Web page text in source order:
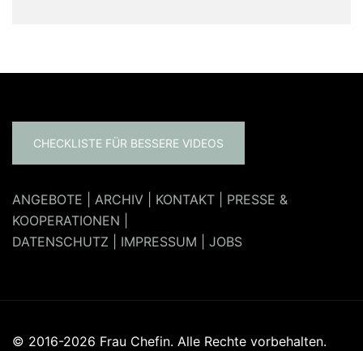
CHECKLISTE FÜR BESSERE VIDEOS
ANGEBOTE ARCHIV KONTAKT
PRESSE &
KOOPERATIONEN
DATENSCHUTZ
IMPRESSUM JOBS
© 2016-2026 Frau Chefin. Alle Rechte vorbehalten.